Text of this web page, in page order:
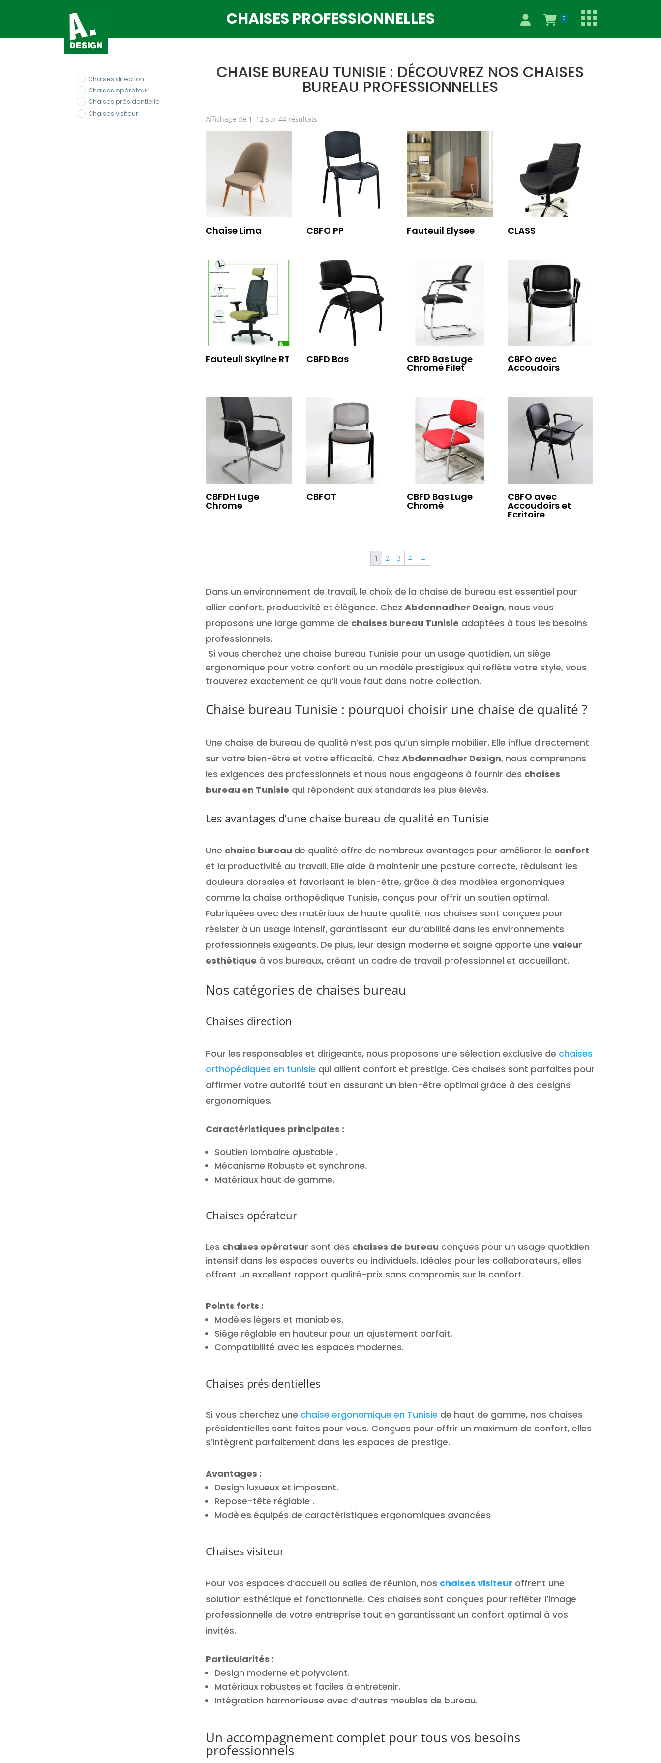
0
CHAISES PROFESSIONNELLES
Chaises direction
Chaises opérateur
Chaises présidentielle
Chaises visiteur
CHAISE BUREAU TUNISIE : DÉCOUVREZ NOS CHAISES
BUREAU PROFESSIONNELLES
Affichage de 1–12 sur 44 résultatsTrié
plus
récent
plus
ancien
Chaise Lima CBFO PP Fauteuil Elysee CLASS
Fauteuil Skyline RT CBFD Bas CBFD Bas Luge
Chromé Filet
CBFO avec
Accoudoirs
CBFDH Luge
Chrome
CBFOT CBFD Bas Luge
Chromé
CBFO avec
Accoudoirs et
Ecritoire
1 2 3 4 →
Dans un environnement de travail, le choix de la chaise de bureau est essentiel pour
allier confort, productivité et élégance. Chez Abdennadher Design, nous vous
proposons une large gamme de chaises bureau Tunisie adaptées à tous les besoins
professionnels.
Si vous cherchez une chaise bureau Tunisie pour un usage quotidien, un siège
ergonomique pour votre confort ou un modèle prestigieux qui reflète votre style, vous
trouverez exactement ce qu’il vous faut dans notre collection.
Chaise bureau Tunisie : pourquoi choisir une chaise de qualité ?
Une chaise de bureau de qualité n’est pas qu’un simple mobilier. Elle influe directement
sur votre bien-être et votre efficacité. Chez Abdennadher Design, nous comprenons
les exigences des professionnels et nous nous engageons à fournir des chaises
bureau en Tunisie qui répondent aux standards les plus élevés.
Les avantages d’une chaise bureau de qualité en Tunisie
Une chaise bureau de qualité offre de nombreux avantages pour améliorer le confort
et la productivité au travail. Elle aide à maintenir une posture correcte, réduisant les
douleurs dorsales et favorisant le bien-être, grâce à des modèles ergonomiques
comme la chaise orthopédique Tunisie, conçus pour offrir un soutien optimal.
Fabriquées avec des matériaux de haute qualité, nos chaises sont conçues pour
résister à un usage intensif, garantissant leur durabilité dans les environnements
professionnels exigeants. De plus, leur design moderne et soigné apporte une valeur
esthétique à vos bureaux, créant un cadre de travail professionnel et accueillant.
Nos catégories de chaises bureau
Chaises direction
Pour les responsables et dirigeants, nous proposons une sélection exclusive de chaises
orthopédiques en tunisie qui allient confort et prestige. Ces chaises sont parfaites pour
affirmer votre autorité tout en assurant un bien-être optimal grâce à des designs
ergonomiques.
Caractéristiques principales :
Soutien lombaire ajustable .
Mécanisme Robuste et synchrone.
Matériaux haut de gamme.
Chaises opérateur
Les chaises opérateur sont des chaises de bureau conçues pour un usage quotidien
intensif dans les espaces ouverts ou individuels. Idéales pour les collaborateurs, elles
offrent un excellent rapport qualité-prix sans compromis sur le confort.
Points forts :
Modèles légers et maniables.
Siège réglable en hauteur pour un ajustement parfait.
Compatibilité avec les espaces modernes.
Chaises présidentielles
Si vous cherchez une chaise ergonomique en Tunisie de haut de gamme, nos chaises
présidentielles sont faites pour vous. Conçues pour offrir un maximum de confort, elles
s’intègrent parfaitement dans les espaces de prestige.
Avantages :
Design luxueux et imposant.
Repose-tête réglable .
Modèles équipés de caractéristiques ergonomiques avancées
Chaises visiteur
Pour vos espaces d’accueil ou salles de réunion, nos chaises visiteur offrent une
solution esthétique et fonctionnelle. Ces chaises sont conçues pour refléter l’image
professionnelle de votre entreprise tout en garantissant un confort optimal à vos
invités.
Particularités :
Design moderne et polyvalent.
Matériaux robustes et faciles à entretenir.
Intégration harmonieuse avec d’autres meubles de bureau.
Un accompagnement complet pour tous vos besoins
professionnels